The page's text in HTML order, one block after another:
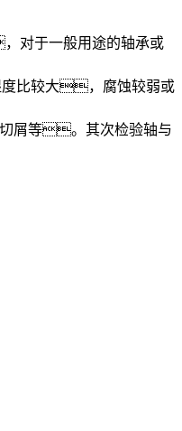
对于一般用途的轴承或
比较大，腐蚀较弱或
屑等。其次检验轴与